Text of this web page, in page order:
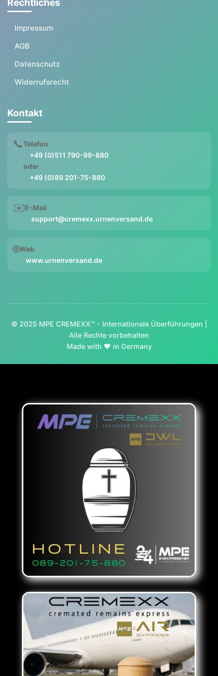
Rechtliches
Impressum
AGB
Datenschutz
Widerrufsrecht
Kontakt
📞Telefon
+49 (0)511 790-99-880
oder
+49 (0)89 201-75-880
✉️E-Mail
support@cremexx.urnenversand.de
🌐Web
www.urnenversand.de
© 2025 MPE CREMEXX™ - Internationale Überführungen |
Alle Rechte vorbehalten
Made with ❤️ in Germany